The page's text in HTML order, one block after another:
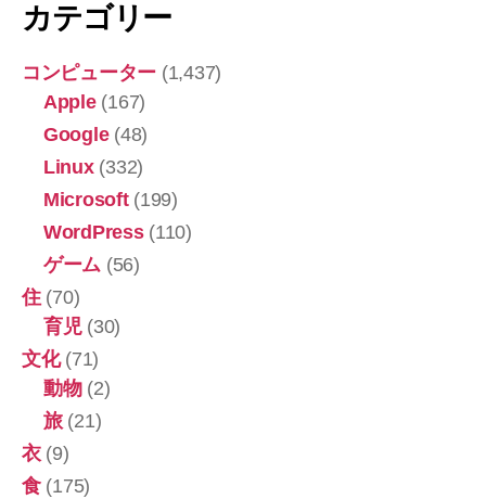
カテゴリー
コンピューター (1,437)
Apple(167)
Google(48)
Linux(332)
Microsoft(199)
WordPress(110)
ゲーム (56)
住(70)
育児(30)
文化(71)
動物(2)
旅(21)
衣(9)
食(175)